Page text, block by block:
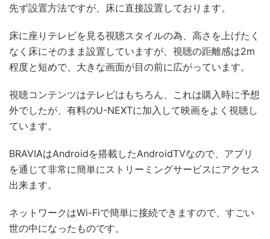
先ず設置方法ですが、床に直接設置しております。
床に座りテレビを見る視聴スタイルの為、高さを上げたく
なく床にそのまま設置していますが、視聴の距離感は2m
程度と短めで、大きな画面が目の前に広がっています。
視聴コンテンツはテレビはもちろん、これは購入時に予想
外でしたが、有料のU-NEXTに加入して映画をよく視聴し
ています。
BRAVIAはAndroidを搭載したAndroidTVなので、アプリ
を通じて非常に簡単にストリーミングサービスにアクセス
出来ます。
ネットワークはWi-Fiで簡単に接続できますので、すごい
世の中になったものです。